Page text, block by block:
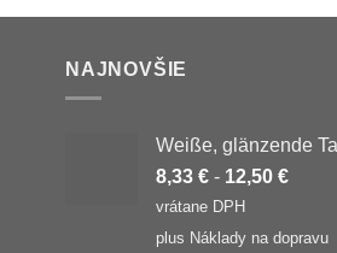
NAJNOVŠIE
Weiße, glänzende
8,33 € - 12,50 €
vrátane DPH
plus Náklady na dopravu